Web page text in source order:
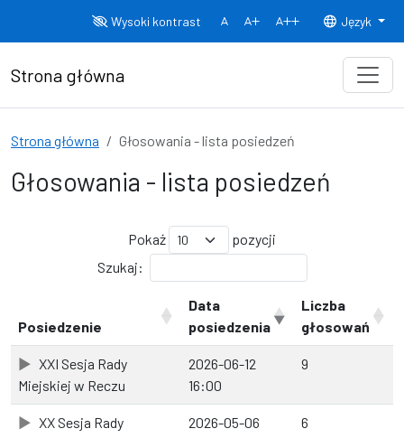
Wysoki kontrast
Normalny rozmiar czcionki
Rozmiar czcionki 150% Rozmiar
Język
Strona główna
Strona główna Głosowania - lista posiedzeń
Głosowania - lista posiedzeń
Pokaż
pozycji
Szukaj:
Posiedzenie
Data
posiedzenia
Liczba
głosowań
XXI Sesja Rady
Miejskiej w Reczu
2026-06-12
16:00
9
XX Sesja Rady
2026-05-06
6